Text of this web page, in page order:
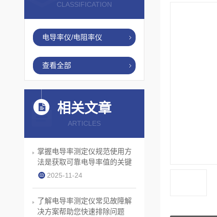
CLASSIFICATION
电导率仪/电阻率仪
查看全部
相关文章
ARTICLES
掌握电导率测定仪规范使用方
法是获取可靠电导率值的关键
2025-11-24
了解电导率测定仪常见故障解
决方案帮助您快速排除问题